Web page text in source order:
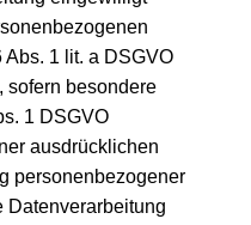
Abs. 1 lit. a DSGVO
sofern besondere
1 DSGVO
ausdrücklichen
personenbezogener
Datenverarbeitung